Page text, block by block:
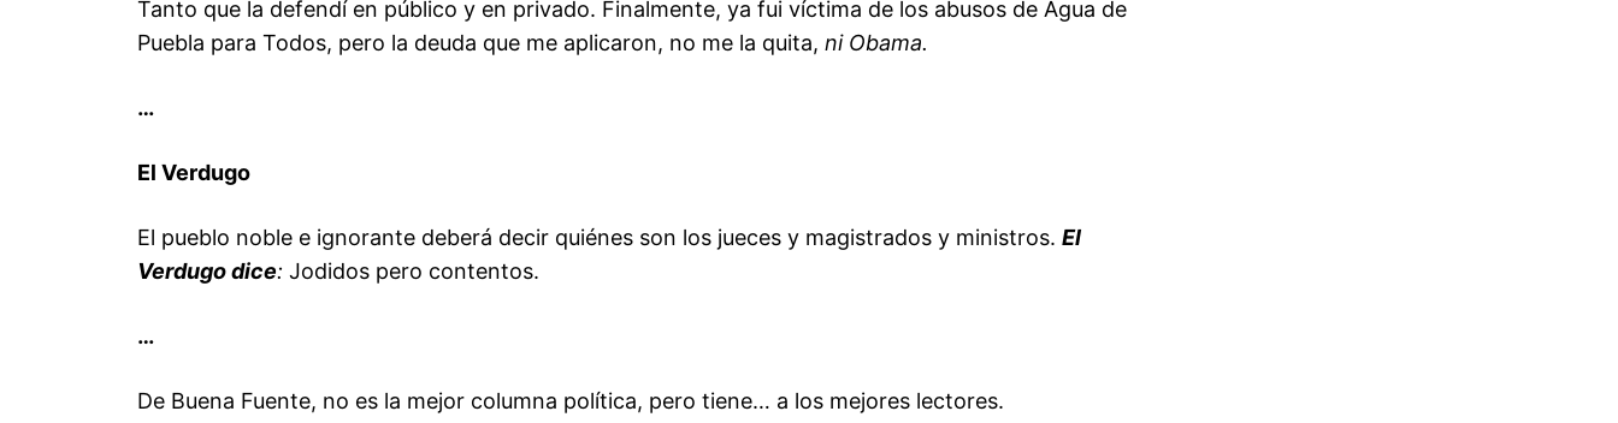
Tanto que la defendí en público y en privado. Finalmente, ya fui víctima de los abusos de Agua de
Puebla para Todos, pero la deuda que me aplicaron, no me la quita, ni Obama.
…
El Verdugo
El pueblo noble e ignorante deberá decir quiénes son los jueces y magistrados y ministros. El
Verdugo dice: Jodidos pero contentos.
…
De Buena Fuente, no es la mejor columna política, pero tiene… a los mejores lectores.